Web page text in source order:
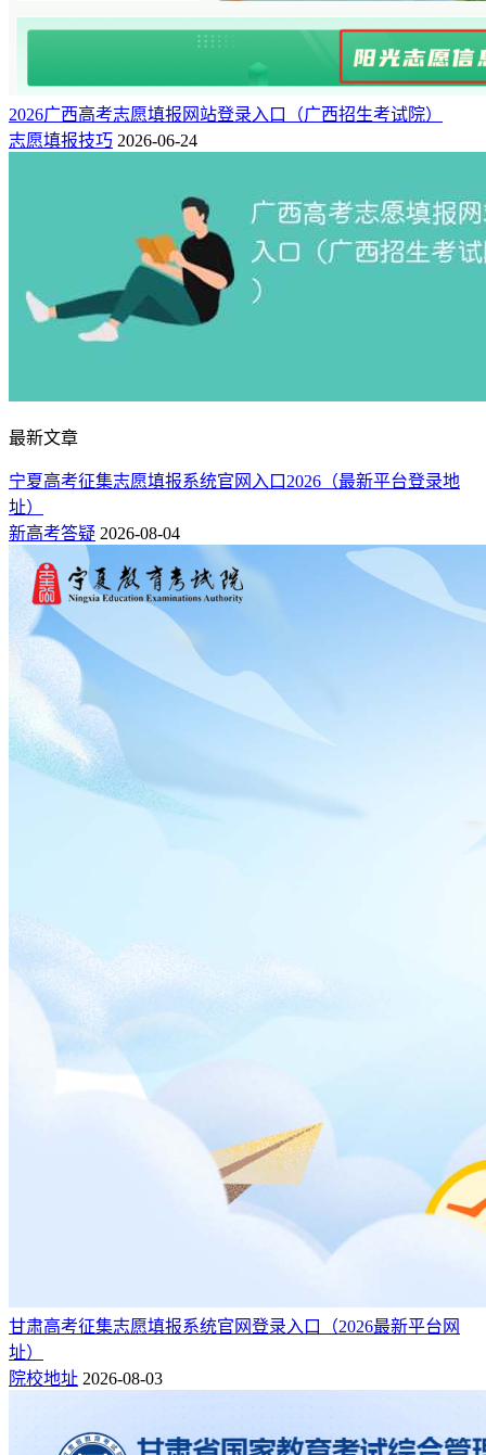
2026广西高考志愿填报网站登录入口（广西招生考试院）
志愿填报技巧 2026-06-24
最新文章
宁夏高考征集志愿填报系统官网入口2026（最新平台登录地
址）
新高考答疑 2026-08-04
甘肃高考征集志愿填报系统官网登录入口（2026最新平台网
址）
院校地址 2026-08-03